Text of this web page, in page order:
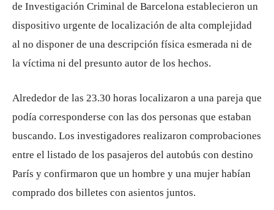
de Investigación Criminal de Barcelona establecieron un
dispositivo urgente de localización de alta complejidad
al no disponer de una descripción física esmerada ni de
la víctima ni del presunto autor de los hechos.
Alrededor de las 23.30 horas localizaron a una pareja que
podía corresponderse con las dos personas que estaban
buscando. Los investigadores realizaron comprobaciones
entre el listado de los pasajeros del autobús con destino
París y confirmaron que un hombre y una mujer habían
comprado dos billetes con asientos juntos.